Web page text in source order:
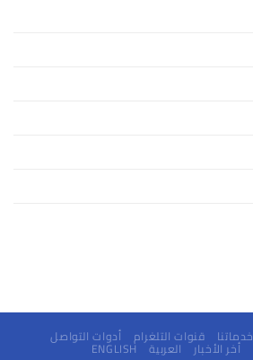
خدماتنا قنوات التلغرام أدوات التواصل
أخر الأخبار العربية ENGLISH